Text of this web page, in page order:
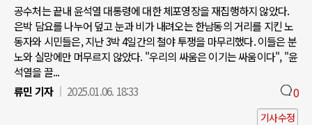
공수처는 끝내 윤석열 대통령에 대한 체포영장을 재집행하지 않았다.
은박 담요를 나누어 덮고 눈과 비가 내려오는 한남동의 거리를 지킨 노
동자와 시민들은, 지난 3박 4일간의 철야 투쟁을 마무리했다. 이들은 분
노와 실망에만 머무르지 않았다. "우리의 싸움은 이기는 싸움이다", "윤
석열을 끌...
류민 기자
2025.01.06. 18:33 0
기사수정